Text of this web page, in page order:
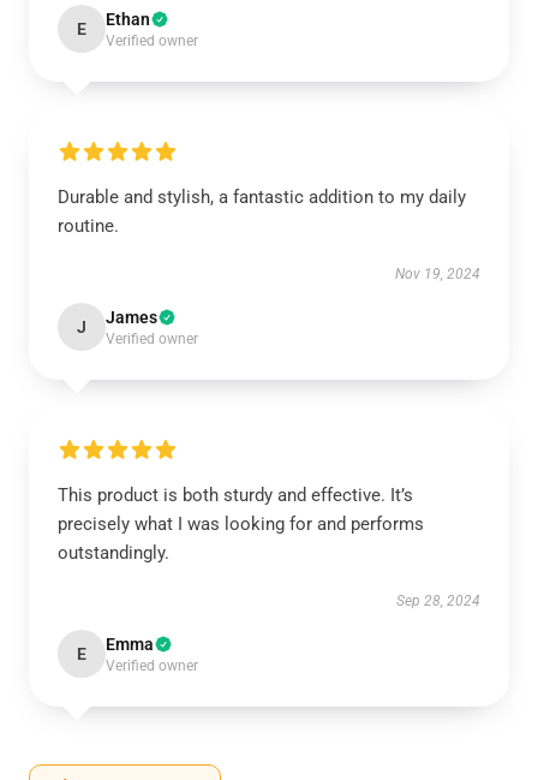
E Ethan
Verified owner
Durable and stylish, a fantastic addition to my daily
routine.
Nov 19, 2024
J James
Verified owner
This product is both sturdy and effective. It’s
precisely what I was looking for and performs
outstandingly.
Sep 28, 2024
E Emma
Verified owner